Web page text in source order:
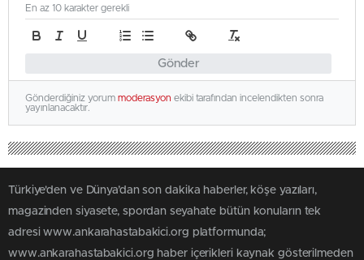
Gönder
En az 10 karakter gerekli
Gönderdiğiniz yorum moderasyon ekibi tarafından incelendikten sonra
yayınlanacaktır.
Türkiye'den ve Dünya’dan son dakika haberler, köşe yazıları,
magazinden siyasete, spordan seyahate bütün konuların tek
adresi www.ankarahastabakici.org platformunda;
www.ankarahastabakici.org haber içerikleri kaynak gösterilmeden